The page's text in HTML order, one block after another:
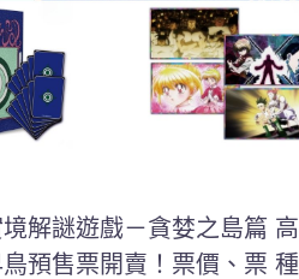
境解謎遊戲－貪婪之島篇 高
預售票開賣！票價、票 種